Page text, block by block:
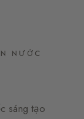
NƯỚC
sáng tạo